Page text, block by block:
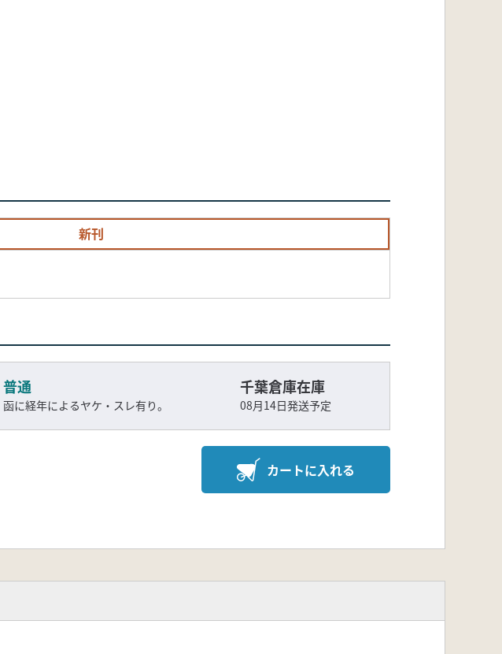
新刊
普通
函に経年によるヤケ・スレ有り。
千葉倉庫在庫
08月14日発送予定
カートに入れる